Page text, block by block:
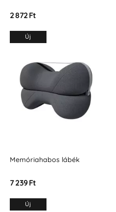
2 872 Ft
Új
Memóriahabos lábék
7 239 Ft
Új